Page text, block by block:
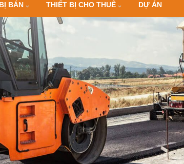
BÁN THIẾT BỊ CHO THUÊ DỰ ÁN